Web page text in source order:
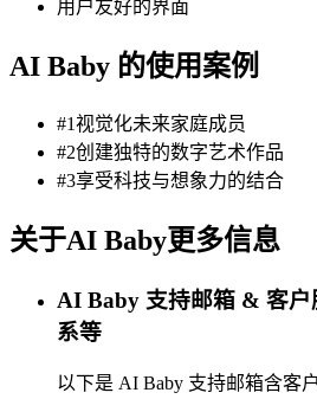
用户友好的界面
AI Baby 的使用案例
#1视觉化未来家庭成员
#2创建独特的数字艺术作品
#3享受科技与想象力的结合
关于AI Baby更多信息
AI Baby 支持邮箱 & 客
系等
以下是 AI Baby 支持邮箱含客